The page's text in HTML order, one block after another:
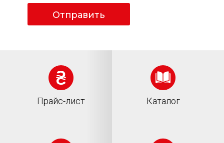
Отправить
Прайс-лист Каталог